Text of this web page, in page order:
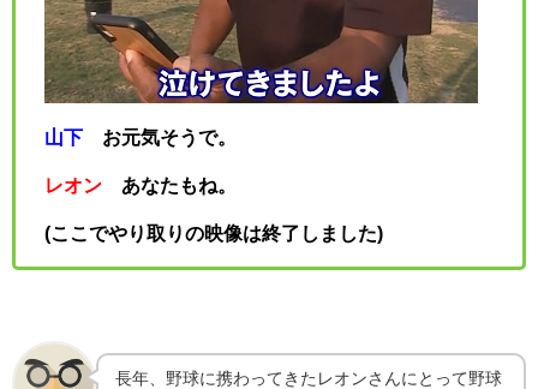
山下 お元気そうで。
レオン あなたもね。
(ここでやり取りの映像は終了しました)
長年、野球に携わってきたレオンさんにとって野球